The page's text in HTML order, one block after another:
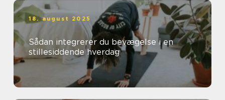
18. august 2025
Sådan integrerer du bevægelse i en
stillesiddende hverdag